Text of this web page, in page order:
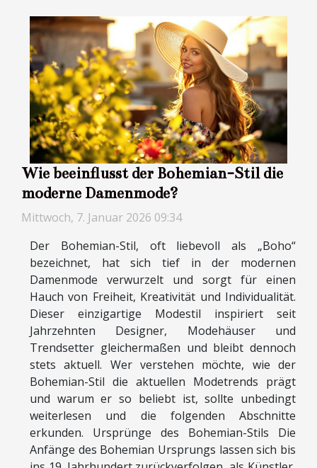
Wie beeinflusst der Bohemian-Stil die
moderne Damenmode?
Mittwoch, 7. Januar 2026 09:34
Der Bohemian-Stil, oft liebevoll als „Boho“
bezeichnet, hat sich tief in der modernen
Damenmode verwurzelt und sorgt für einen
Hauch von Freiheit, Kreativität und Individualität.
Dieser einzigartige Modestil inspiriert seit
Jahrzehnten Designer, Modehäuser und
Trendsetter gleichermaßen und bleibt dennoch
stets aktuell. Wer verstehen möchte, wie der
Bohemian-Stil die aktuellen Modetrends prägt
und warum er so beliebt ist, sollte unbedingt
weiterlesen und die folgenden Abschnitte
erkunden. Ursprünge des Bohemian-Stils Die
Anfänge des Bohemian Ursprungs lassen sich bis